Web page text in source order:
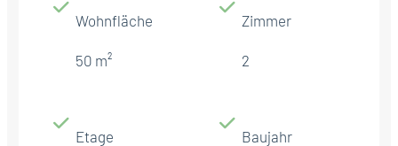
Wohnfläche
50 m²
Zimmer
2
Etage Baujahr